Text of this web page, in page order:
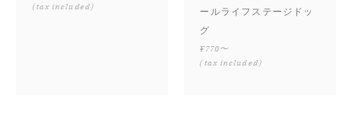
(tax included)
ールライフステージドッ
グ
¥770〜
(tax included)